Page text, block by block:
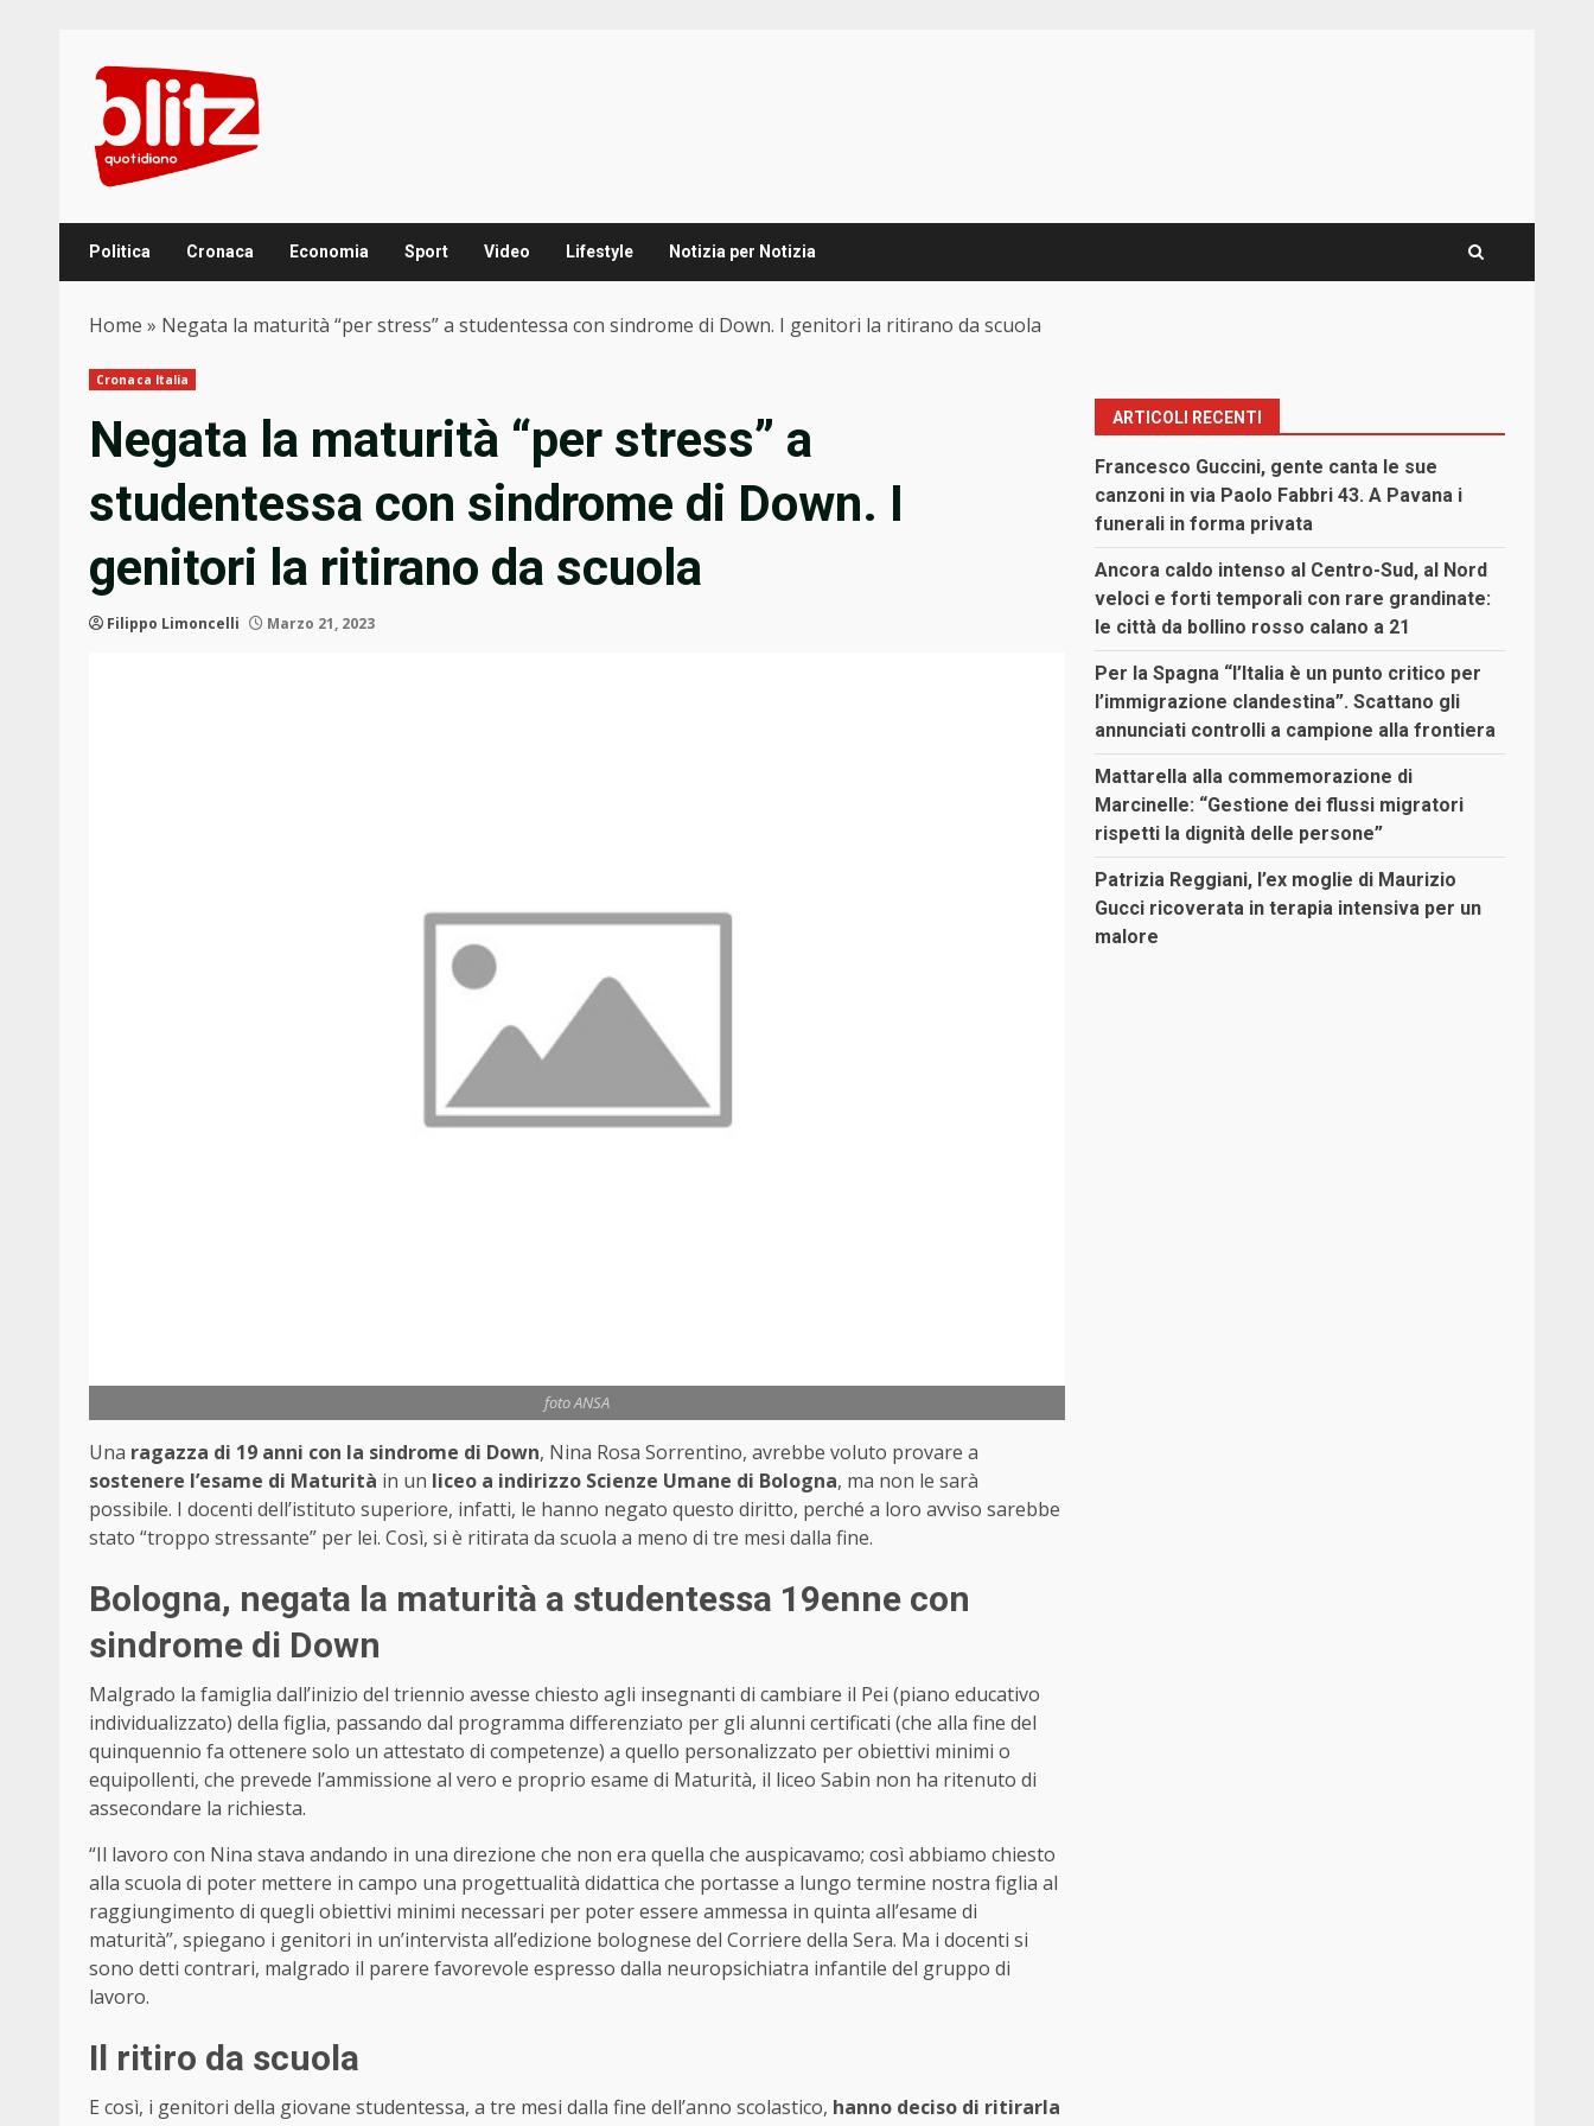
content
Politica Cronaca Economia Sport Video Lifestyle Notizia per Notizia
Home » Negata la maturità “per stress” a studentessa con sindrome di Down. I genitori la ritirano da scuola
Cronaca Italia
Negata la maturità “per stress” a
studentessa con sindrome di Down. I
genitori la ritirano da scuola
Filippo Limoncelli Marzo 21, 2023
foto ANSA
Una ragazza di 19 anni con la sindrome di Down, Nina Rosa Sorrentino, avrebbe voluto provare a
sostenere l’esame di Maturità in un liceo a indirizzo Scienze Umane di Bologna, ma non le sarà
possibile. I docenti dell’istituto superiore, infatti, le hanno negato questo diritto, perché a loro avviso sarebbe
stato “troppo stressante” per lei. Così, si è ritirata da scuola a meno di tre mesi dalla fine.
Bologna, negata la maturità a studentessa 19enne con
sindrome di Down
Malgrado la famiglia dall’inizio del triennio avesse chiesto agli insegnanti di cambiare il Pei (piano educativo
individualizzato) della figlia, passando dal programma differenziato per gli alunni certificati (che alla fine del
quinquennio fa ottenere solo un attestato di competenze) a quello personalizzato per obiettivi minimi o
equipollenti, che prevede l’ammissione al vero e proprio esame di Maturità, il liceo Sabin non ha ritenuto di
assecondare la richiesta.
“Il lavoro con Nina stava andando in una direzione che non era quella che auspicavamo; così abbiamo chiesto
alla scuola di poter mettere in campo una progettualità didattica che portasse a lungo termine nostra figlia al
raggiungimento di quegli obiettivi minimi necessari per poter essere ammessa in quinta all’esame di
maturità”, spiegano i genitori in un’intervista all’edizione bolognese del Corriere della Sera. Ma i docenti si
sono detti contrari, malgrado il parere favorevole espresso dalla neuropsichiatra infantile del gruppo di
lavoro.
Il ritiro da scuola
E così, i genitori della giovane studentessa, a tre mesi dalla fine dell’anno scolastico, hanno deciso di ritirarla
ARTICOLI RECENTI
Francesco Guccini, gente canta le sue
canzoni in via Paolo Fabbri 43. A Pavana i
funerali in forma privata
Ancora caldo intenso al Centro-Sud, al Nord
veloci e forti temporali con rare grandinate:
le città da bollino rosso calano a 21
Per la Spagna “l’Italia è un punto critico per
l’immigrazione clandestina”. Scattano gli
annunciati controlli a campione alla frontiera
Mattarella alla commemorazione di
Marcinelle: “Gestione dei flussi migratori
rispetti la dignità delle persone”
Patrizia Reggiani, l’ex moglie di Maurizio
Gucci ricoverata in terapia intensiva per un
malore